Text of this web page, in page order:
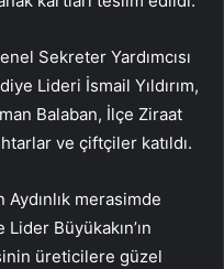
Sekreter Yardımcısı
Lideri İsmail Yıldırım,
Balaban, İlçe Ziraat
ve çiftçiler katıldı.
Aydınlık merasimde
Büyükakın’ın
üreticilere güzel